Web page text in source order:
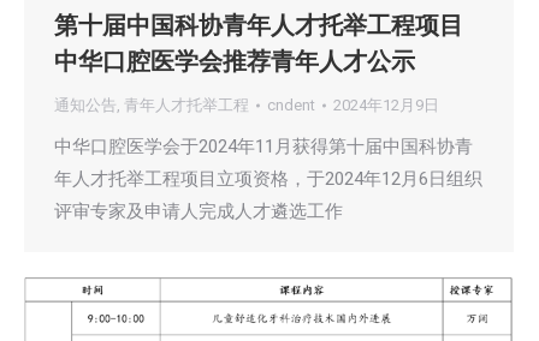
第十届中国科协青年人才托举工程项目
中华口腔医学会推荐青年人才公示
通知公告, 青年人才托举工程 cndent 2024年12月9日
中华口腔医学会于2024年11月获得第十届中国科协青
年人才托举工程项目立项资格，于2024年12月6日组织
评审专家及申请人完成人才遴选工作